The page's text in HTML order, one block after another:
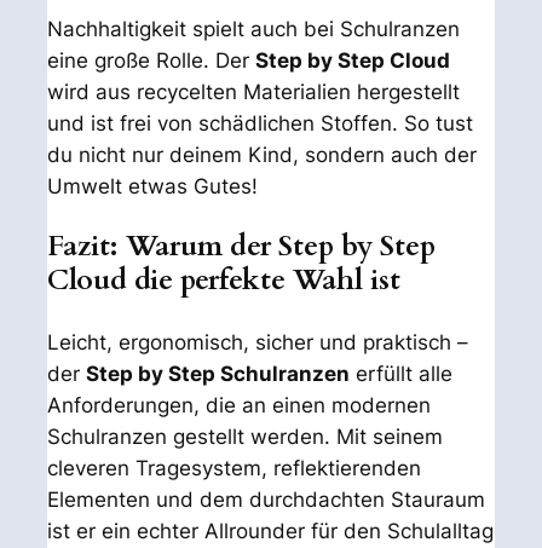
Nachhaltigkeit spielt auch bei Schulranzen
eine große Rolle. DerStep by Step Cloud
wird aus recycelten Materialien hergestellt
und ist frei von schädlichen Stoffen. So tust
du nicht nur deinem Kind, sondern auch der
Umwelt etwas Gutes!
Fazit: Warum der Step by Step
Cloud die perfekte Wahl ist
Leicht, ergonomisch, sicher und praktisch –
derStep by Step Schulranzen erfüllt alle
Anforderungen, die an einen modernen
Schulranzen gestellt werden. Mit seinem
cleveren Tragesystem, reflektierenden
Elementen und dem durchdachten Stauraum
ist er ein echter Allrounder für den Schulalltag